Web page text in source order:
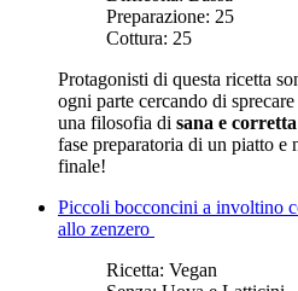
Preparazione: 25
Cottura: 25
Protagonisti di questa ricetta
ogni parte cercando di
una filosofia di sana e
fase preparatoria di un piatto e
finale!
Piccoli bocconcini a involtino
allo zenzero
Ricetta: Vegan